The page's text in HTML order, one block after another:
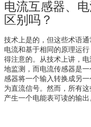
电流互感器、
区别吗？
技术上是的，但这些术语
电流和基于相同的原理运
得注意的。从技术上讲，
地监测，而电流传感器是
感器将一个输入转换成另
为直流信号。然而，所有
产生一个电能表可读的输出